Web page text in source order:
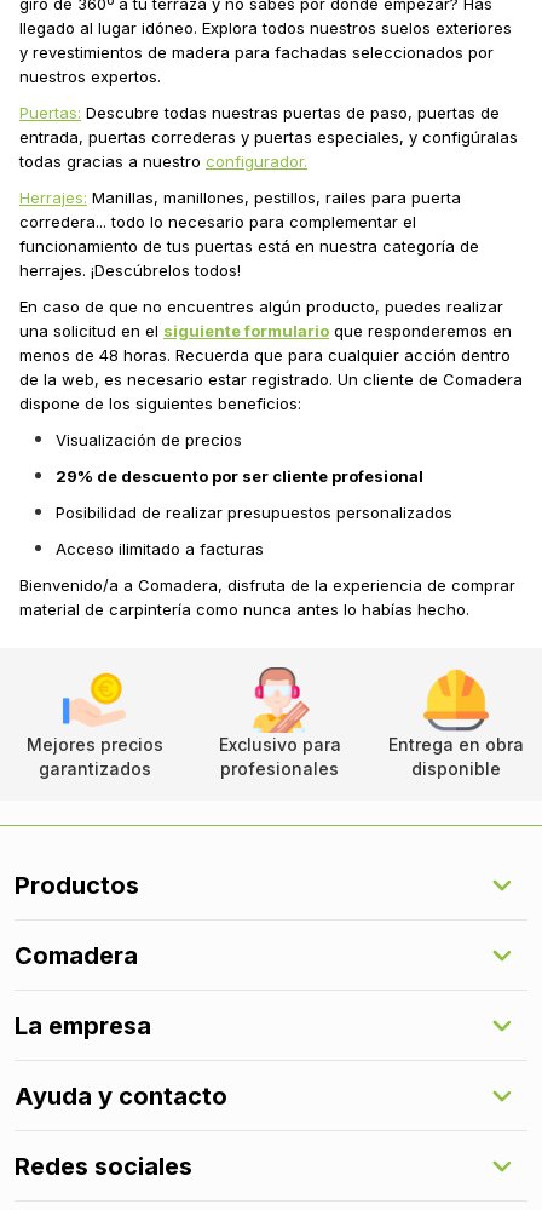
llegado al lugar idóneo. Explora todos nuestros suelos exteriores
y revestimientos de madera para fachadas seleccionados por
nuestros expertos.
Puertas: Descubre todas nuestras puertas de paso, puertas de
entrada, puertas correderas y puertas especiales, y configúralas
todas gracias a nuestro configurador.
Herrajes: Manillas, manillones, pestillos, railes para puerta
corredera... todo lo necesario para complementar el
funcionamiento de tus puertas está en nuestra categoría de
herrajes. ¡Descúbrelos todos!
En caso de que no encuentres algún producto, puedes realizar
una solicitud en el siguiente formulario que responderemos en
menos de 48 horas. Recuerda que para cualquier acción dentro
de la web, es necesario estar registrado. Un cliente de Comadera
dispone de los siguientes beneficios:
Visualización de precios
29% de descuento por ser cliente profesional
Posibilidad de realizar presupuestos personalizados
Acceso ilimitado a facturas
Bienvenido/a a Comadera, disfruta de la experiencia de comprar
material de carpintería como nunca antes lo habías hecho.
Mejores precios
garantizados
Exclusivo para
profesionales
Entrega en obra
disponible
Productos
Suelos Exteriores
Revestimientos Interiores
Puertas
Comadera
Gestión de servicios
La empresa
Programa de fidelización
Ayuda y contacto
FAQs
Redes sociales